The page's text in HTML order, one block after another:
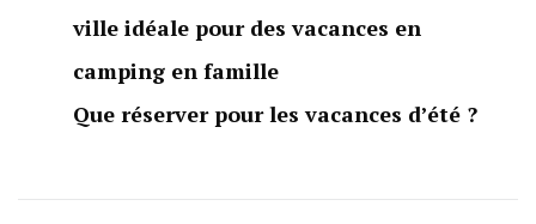
ville idéale pour des vacances en
camping en famille
Que réserver pour les vacances d’été ?